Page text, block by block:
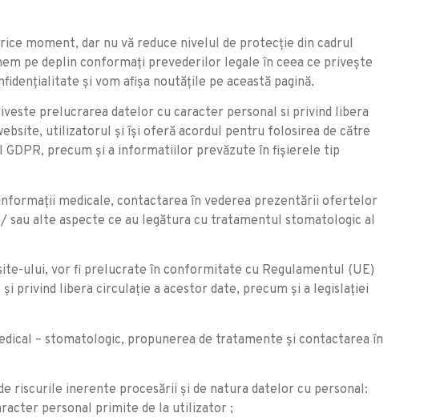
moment, dar nu vă reduce nivelul de protecţie din cadrul
pe deplin conformați prevederilor legale în ceea ce priveşte
şi vom afişa noutăţile pe această pagină.
prelucrarea datelor cu caracter personal si privind libera
utilizatorul și își oferă acordul pentru folosirea de către
precum și a informatiilor prevăzute în fișierele tip
medicale, contactarea în vederea prezentării ofertelor
alte aspecte ce au legătura cu tratamentul stomatologic al
ului, vor fi prelucrate în conformitate cu Regulamentul (UE)
privind libera circulație a acestor date, precum și a legislației
– stomatologic, propunerea de tratamente și contactarea în
riscurile inerente procesării și de natura datelor cu personal:
personal primite de la utilizator ;